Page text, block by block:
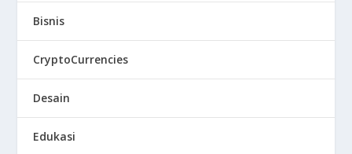
Bisnis
CryptoCurrencies
Desain
Edukasi